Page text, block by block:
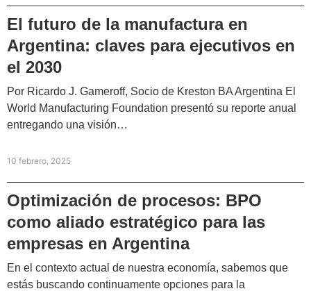
El futuro de la manufactura en
Argentina: claves para ejecutivos en
el 2030
Por Ricardo J. Gameroff, Socio de Kreston BA Argentina El
World Manufacturing Foundation presentó su reporte anual
entregando una visión…
10 febrero, 2025
Optimización de procesos: BPO
como aliado estratégico para las
empresas en Argentina
En el contexto actual de nuestra economía, sabemos que
estás buscando continuamente opciones para la